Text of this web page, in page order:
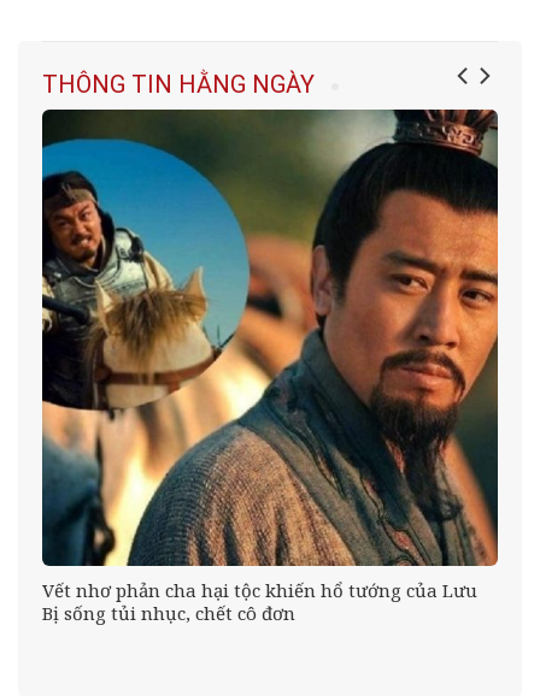
THÔNG TIN HẰNG NGÀY
Vết nhơ phản cha hại tộc khiến hổ tướng của Lưu
Bị sống tủi nhục, chết cô đơn